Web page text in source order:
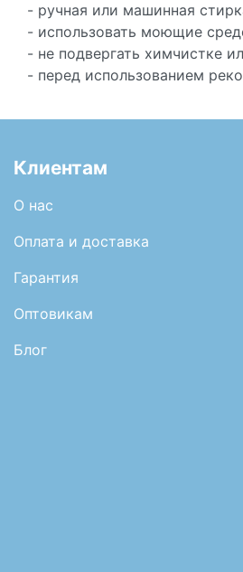
- ручная или машинная
- использовать моющие
- не подвергать химчистке
- перед использованием
Клиентам
О нас
Оплата и доставка
Гарантия
Оптовикам
Блог